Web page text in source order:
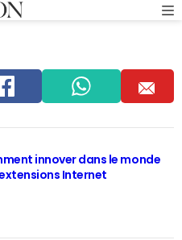
app m
innover dans le monde
Internet